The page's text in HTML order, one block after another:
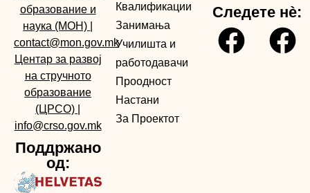
образование и
наука (МОН)
contact@mon.gov.mk
Центар за развој
на стручното
образование
(ЦРСО)
info@crso.gov.mk
Поддржано
од:
Квалификации
Занимања
Училишта и
работодавачи
Проодност
Настани
За Проектот
Следете нè: